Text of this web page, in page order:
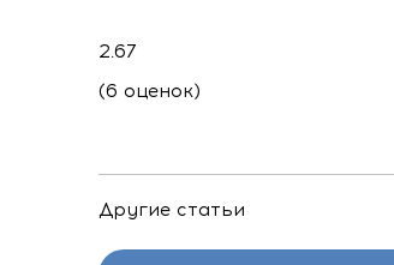
2.67
(6 оценок)
Другие статьи